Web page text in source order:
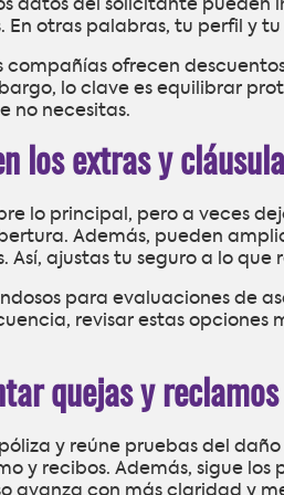
datos del solicitante pueden
En otras palabras, tu perfil y
compañías ofrecen
lo clave es equilibrar
no necesitas.
los extras y
lo principal, pero a veces
Además, pueden
Así, ajustas tu seguro a lo que
para evaluaciones de
revisar estas
quejas y
y reúne pruebas del
y recibos. Además, sigue
avanza con más claridad y